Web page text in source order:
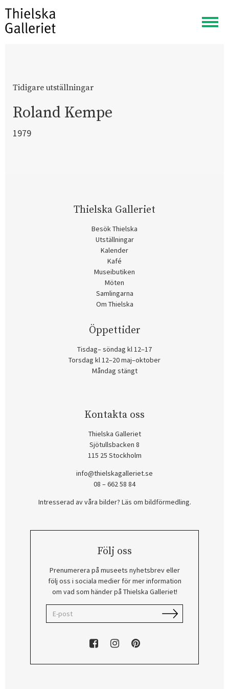
Visa
meny
Tidigare utställningar
Roland Kempe
1979
Thielska Galleriet
Besök Thielska
Utställningar
Kalender
Kafé
Museibutiken
Möten
Samlingarna
Om Thielska
Öppettider
Tisdag– söndag kl 12–17
Torsdag kl 12–20 maj–oktober
Måndag stängt
Kontakta oss
Thielska Galleriet
Sjötullsbacken 8
115 25 Stockholm
info@thielskagalleriet.se
08 – 662 58 84
Intresserad av våra bilder? Läs om bildförmedling.
Följ oss
Prenumerera på museets nyhetsbrev eller
följ oss i sociala medier för mer information
om vad som händer på Thielska Galleriet!